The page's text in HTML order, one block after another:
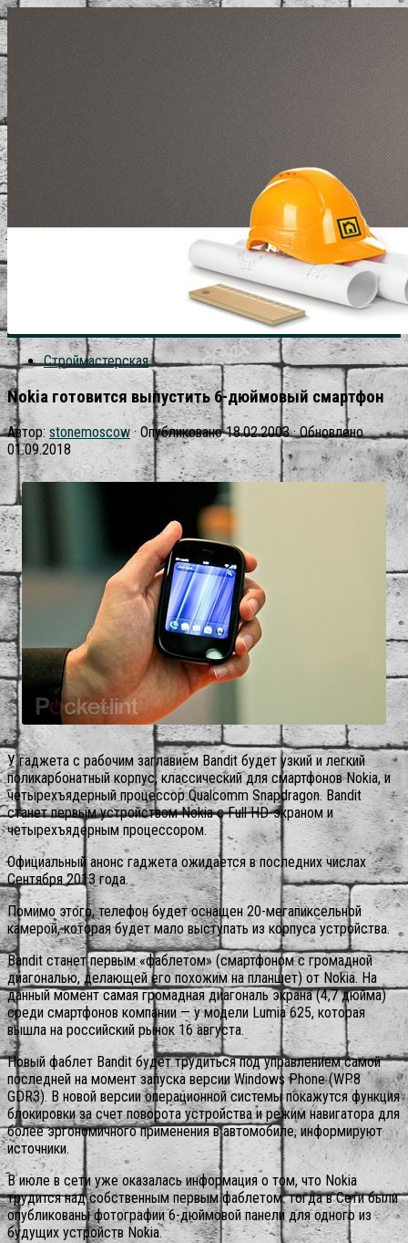
Строймастерская
Nokia готовится выпустить 6-дюймовый смартфон
Автор:stonemoscow · Опубликовано18.02.2003· Обновлено
01.09.2018
У гаджета с рабочим заглавием Bandit будет узкий и легкий
поликарбонатный корпус, классический для смартфонов Nokia, и
четырехъядерный процессор Qualcomm Snapdragon. Bandit
станет первым устройством Nokia с Full HD-экраном и
четырехъядерным процессором.
Официальный анонс гаджета ожидается в последних числах
Сентября 2013 года.
Помимо этого, телефон будет оснащен 20-мегапиксельной
камерой, которая будет мало выступать из корпуса устройства.
Bandit станет первым «фаблетом» (смартфоном с громадной
диагональю, делающей его похожим на планшет) от Nokia. На
данный момент самая громадная диагональ экрана (4,7 дюйма)
среди смартфонов компании — у модели Lumia 625, которая
вышла на российский рынок 16 августа.
Новый фаблет Bandit будет трудиться под управлением самой
последней на момент запуска версии Windows Phone (WP8
GDR3). В новой версии операционной системы покажутся функция
блокировки за счет поворота устройства и режим навигатора для
более эргономичного применения в автомобиле, информируют
источники.
В июле в сети уже оказалась информация о том, что Nokia
трудится над собственным первым фаблетом: тогда в Сети были
опубликованы фотографии 6-дюймовой панели для одного из
будущих устройств Nokia.